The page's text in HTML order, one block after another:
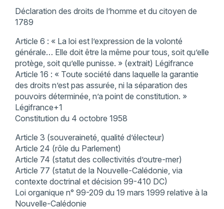
Déclaration des droits de l’homme et du citoyen de
1789
Article 6 : « La loi est l’expression de la volonté
générale… Elle doit être la même pour tous, soit qu’elle
protège, soit qu’elle punisse. » (extrait) Légifrance
Article 16 : « Toute société dans laquelle la garantie
des droits n’est pas assurée, ni la séparation des
pouvoirs déterminée, n’a point de constitution. »
Légifrance+1
Constitution du 4 octobre 1958
Article 3 (souveraineté, qualité d’électeur)
Article 24 (rôle du Parlement)
Article 74 (statut des collectivités d’outre-mer)
Article 77 (statut de la Nouvelle-Calédonie, via
contexte doctrinal et décision 99-410 DC)
Loi organique n° 99-209 du 19 mars 1999 relative à la
Nouvelle-Calédonie